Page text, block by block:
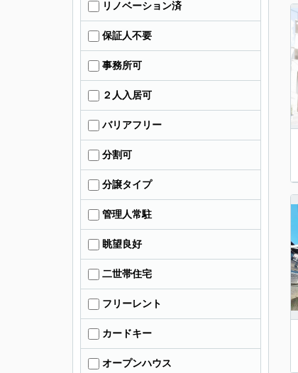
リノベーション済
保証人不要
事務所可
２人入居可
バリアフリー
分割可
分譲タイプ
管理人常駐
眺望良好
二世帯住宅
フリーレント
カードキー
オープンハウス